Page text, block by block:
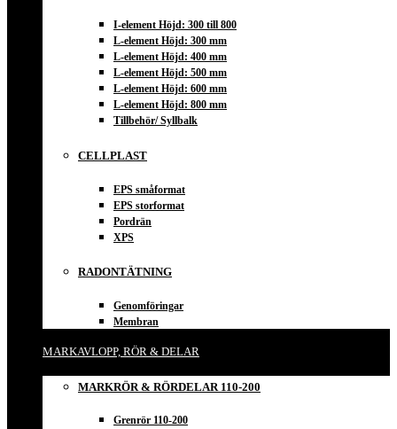
I-element Höjd: 300 till 800
L-element Höjd: 300 mm
L-element Höjd: 400 mm
L-element Höjd: 500 mm
L-element Höjd: 600 mm
L-element Höjd: 800 mm
Tillbehör/ Syllbalk
CELLPLAST
EPS småformat
EPS storformat
Pordrän
XPS
RADONTÄTNING
Genomföringar
Membran
MARKAVLOPP, RÖR & DELAR
MARKRÖR & RÖRDELAR 110-200
Grenrör 110-200